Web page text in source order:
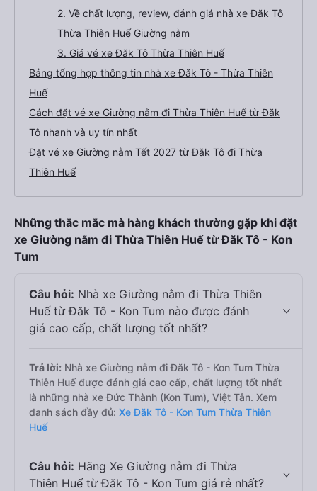
2. Về chất lượng, review, đánh giá nhà xe Đăk Tô
Thừa Thiên Huế Giường nằm
3. Giá vé xe Đăk Tô Thừa Thiên Huế
Bảng tổng hợp thông tin nhà xe Đăk Tô - Thừa Thiên
Huế
Cách đặt vé xe Giường nằm đi Thừa Thiên Huế từ Đăk
Tô nhanh và uy tín nhất
Đặt vé xe Giường nằm Tết 2027 từ Đăk Tô đi Thừa
Thiên Huế
Những thắc mắc mà hàng khách thường gặp khi đặt
xe Giường nằm đi Thừa Thiên Huế từ Đăk Tô - Kon
Tum
Câu hỏi: Nhà xe Giường nằm đi Thừa Thiên
Huế từ Đăk Tô - Kon Tum nào được đánh
giá cao cấp, chất lượng tốt nhất?
Trả lời: Nhà xe Giường nằm đi Đăk Tô - Kon Tum Thừa
Thiên Huế được đánh giá cao cấp, chất lượng tốt nhất
là những nhà xe Đức Thành (Kon Tum), Việt Tân. Xem
danh sách đầy đủ: Xe Đăk Tô - Kon Tum Thừa Thiên
Huế
Câu hỏi: Hãng Xe Giường nằm đi Thừa
Thiên Huế từ Đăk Tô - Kon Tum giá rẻ nhất?